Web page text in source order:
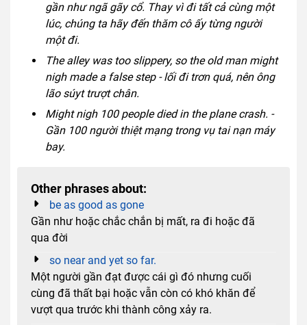
gần như ngã gãy cổ. Thay vì đi tất cả cùng một
lúc, chúng ta hãy đến thăm cô ấy từng người
một đi.
The alley was too slippery, so the old man might
nigh made a false step - lối đi trơn quá, nên ông
lão súyt trượt chân.
Might nigh 100 people died in the plane crash. -
Gần 100 người thiệt mạng trong vụ tai nạn máy
bay.
Other phrases about:
be as good as gone
Gần như hoặc chắc chắn bị mất, ra đi hoặc đã
qua đời
so near and yet so far.
Một người gần đạt được cái gì đó nhưng cuối
cùng đã thất bại hoặc vẫn còn có khó khăn để
vượt qua trước khi thành công xảy ra.